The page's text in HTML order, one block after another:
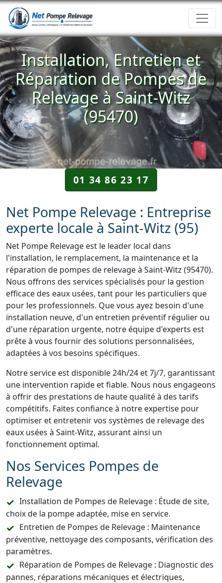
Installation, Entretien et
Réparation de Pompes de
Relevage à Saint-Witz
(95470)
01 34 86 23 17
Net Pompe Relevage : Entreprise
experte locale à Saint-Witz (95)
Net Pompe Relevage est le leader local dans
l'installation, le remplacement, la maintenance et la
réparation de pompes de relevage à Saint-Witz (95470).
Nous offrons des services spécialisés pour la gestion
efficace des eaux usées, tant pour les particuliers que
pour les professionnels. Que vous ayez besoin d'une
installation neuve, d'un entretien préventif régulier ou
d'une réparation urgente, notre équipe d'experts est
prête à vous fournir des solutions personnalisées,
adaptées à vos besoins spécifiques.
Notre service est disponible 24h/24 et 7j/7, garantissant
une intervention rapide et fiable. Nous nous engageons
à offrir des prestations de haute qualité à des tarifs
compétitifs. Faites confiance à notre expertise pour
optimiser et entretenir vos systèmes de relevage des
eaux usées à Saint-Witz, assurant ainsi un
fonctionnement optimal.
Nos Services Pompes de
Relevage
Installation de Pompes de Relevage : Étude de site,
choix de la pompe adaptée, mise en service.
Entretien de Pompes de Relevage : Maintenance
préventive, nettoyage des composants, vérification des
paramètres.
Réparation de Pompes de Relevage : Diagnostic des
pannes, réparations mécaniques et électriques,